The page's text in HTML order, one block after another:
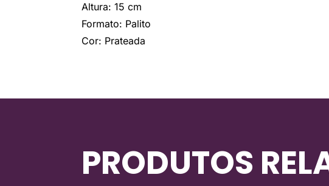
Altura: 15 cm
Formato: Palito
Cor: Prateada
PRODUTOS